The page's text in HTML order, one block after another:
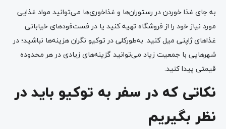
به جای غذا خوردن در رستوران‌ها و غذاخوری‌ها می‌توانید مواد غذایی
مورد نیاز خود را از فروشگاه تهیه کنید یا در فست‌فودهای خیابانی
غذاهای ژاپنی میل کنید. به‌طورکلی در توکیو نگران هزینه‌ها نباشید؛ در
شهرهایی با جمعیت زیاد می‌توانید گزینه‌های زیادی در هر محدوده
قیمتی پیدا کنید.
نکاتی که در سفر به توکیو باید در
نظر بگیریم